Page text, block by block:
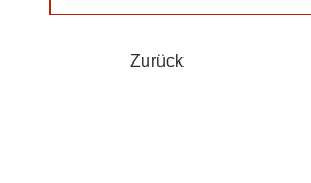
Zurück